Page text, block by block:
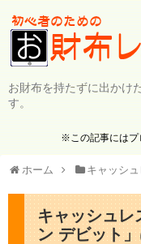
お財布を持たずに出かけ
す。
※この記事にはプ
ホーム キャッシュ
キャッシュレ
ン デビット